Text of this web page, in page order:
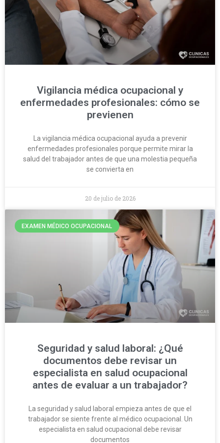
Vigilancia médica ocupacional y
enfermedades profesionales: cómo se
previenen
La vigilancia médica ocupacional ayuda a prevenir
enfermedades profesionales porque permite mirar la
salud del trabajador antes de que una molestia pequeña
se convierta en
20 de julio de 2026
EXAMEN MÉDICO OCUPACIONAL
Seguridad y salud laboral: ¿Qué
documentos debe revisar un
especialista en salud ocupacional
antes de evaluar a un trabajador?
La seguridad y salud laboral empieza antes de que el
trabajador se siente frente al médico ocupacional. Un
especialista en salud ocupacional debe revisar
documentos